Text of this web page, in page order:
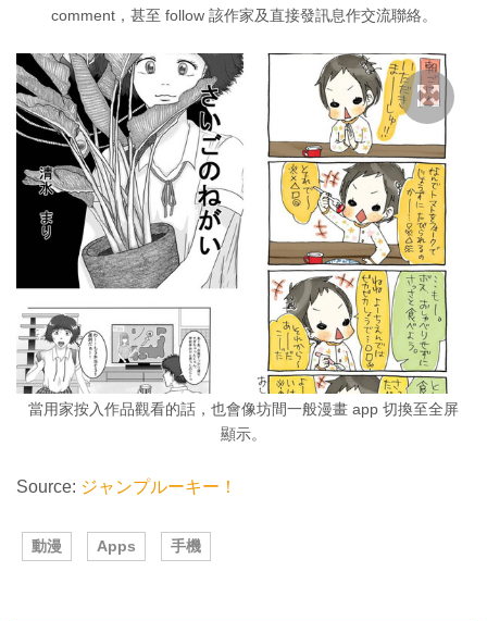
comment，甚至 follow 該作家及直接發訊息作交流聯絡。
當用家按入作品觀看的話，也會像坊間一般漫畫 app 切換至全屏
顯示。
Source: ジャンプルーキー！
動漫 Apps 手機